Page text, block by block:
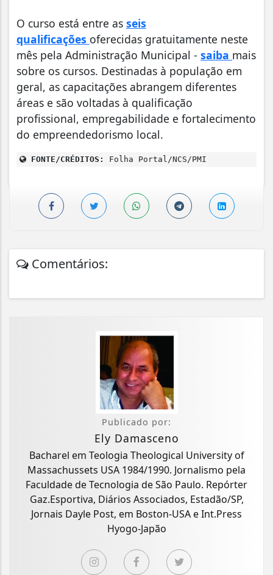
O curso está entre as seis
qualificações oferecidas gratuitamente neste
mês pela Administração Municipal - saiba mais
sobre os cursos. Destinadas à população em
geral, as capacitações abrangem diferentes
áreas e são voltadas à qualificação
profissional, empregabilidade e fortalecimento
do empreendedorismo local.
FONTE/CRÉDITOS: Folha Portal/NCS/PMI
Comentários:
Publicado por:
Ely Damasceno
Bacharel em Teologia Theological University of
Massachussets USA 1984/1990. Jornalismo pela
Faculdade de Tecnologia de São Paulo. Repórter
Gaz.Esportiva, Diários Associados, Estadão/SP,
Jornais Dayle Post, em Boston-USA e Int.Press
Hyogo-Japão